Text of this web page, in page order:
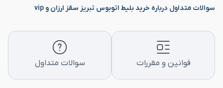
سوالات متداول درباره خرید بلیط اتوبوس تبریز سقز ارزان و vip
قوانین و مقررات سوالات متداول